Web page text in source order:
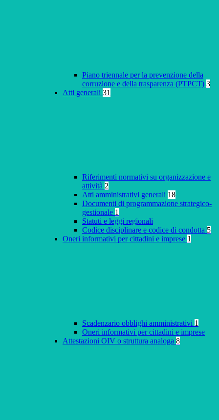
Piano triennale per la prevenzione della
corruzione e della trasparenza (PTPCT) 3
Atti generali 31
Riferimenti normativi su organizzazione e
attività 2
Atti amministrativi generali 18
Documenti di programmazione strategico-
gestionale 1
Statuti e leggi regionali
Codice disciplinare e codice di condotta 5
Oneri informativi per cittadini e imprese 1
Scadenzario obblighi amministrativi 1
Oneri informativi per cittadini e imprese
Attestazioni OIV o struttura analoga 8